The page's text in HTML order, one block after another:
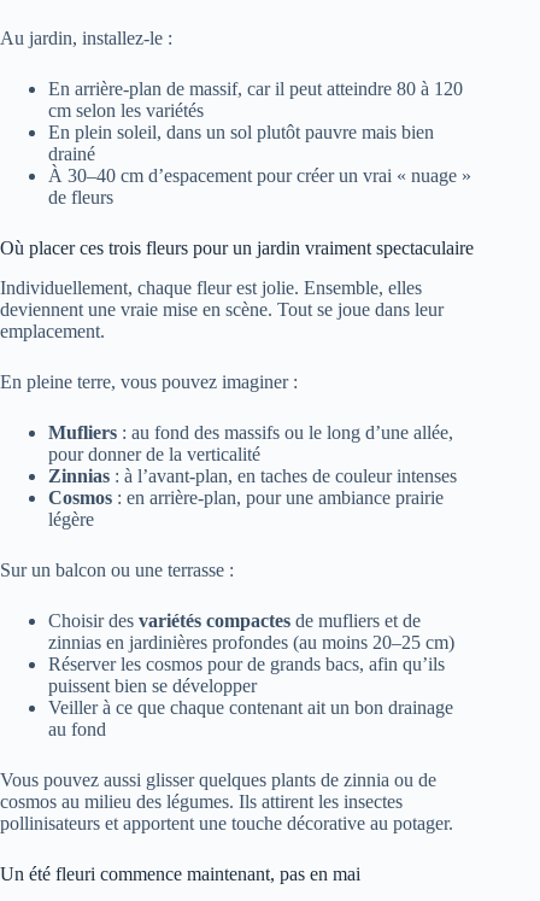
Au jardin, installez-le :
En arrière-plan de massif, car il peut atteindre 80 à 120
cm selon les variétés
En plein soleil, dans un sol plutôt pauvre mais bien
drainé
À 30–40 cm d’espacement pour créer un vrai « nuage »
de fleurs
Où placer ces trois fleurs pour un jardin vraiment spectaculaire
Individuellement, chaque fleur est jolie. Ensemble, elles
deviennent une vraie mise en scène. Tout se joue dans leur
emplacement.
En pleine terre, vous pouvez imaginer :
Mufliers : au fond des massifs ou le long d’une allée,
pour donner de la verticalité
Zinnias : à l’avant-plan, en taches de couleur intenses
Cosmos : en arrière-plan, pour une ambiance prairie
légère
Sur un balcon ou une terrasse :
Choisir des variétés compactes de mufliers et de
zinnias en jardinières profondes (au moins 20–25 cm)
Réserver les cosmos pour de grands bacs, afin qu’ils
puissent bien se développer
Veiller à ce que chaque contenant ait un bon drainage
au fond
Vous pouvez aussi glisser quelques plants de zinnia ou de
cosmos au milieu des légumes. Ils attirent les insectes
pollinisateurs et apportent une touche décorative au potager.
Un été fleuri commence maintenant, pas en mai